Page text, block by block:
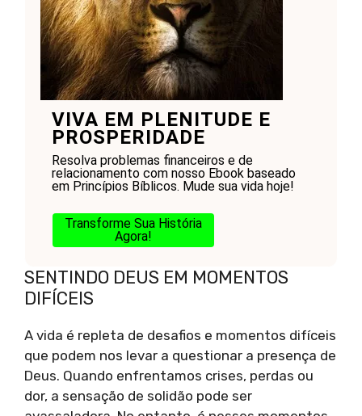
VIVA EM PLENITUDE E
PROSPERIDADE
Resolva problemas financeiros e de
relacionamento com nosso Ebook baseado
em Princípios Bíblicos. Mude sua vida hoje!
Transforme Sua História
Agora!
SENTINDO DEUS EM MOMENTOS
DIFÍCEIS
A vida é repleta de desafios e momentos difíceis
que podem nos levar a questionar a presença de
Deus. Quando enfrentamos crises, perdas ou
dor, a sensação de solidão pode ser